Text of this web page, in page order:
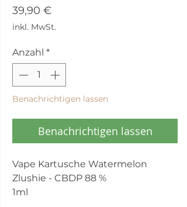
39,90 €Preis
inkl. MwSt.
Anzahl *
Benachrichtigen lassen
Benachrichtigen lassen
Vape Kartusche Watermelon
Zlushie - CBDP 88 %
1ml